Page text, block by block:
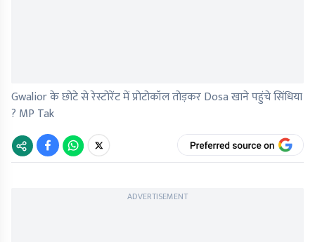
Gwalior के छोटे से रेस्टोरेंट में प्रोटोकॉल तोड़कर Dosa खाने पहुंचे सिंधिया
? MP Tak
ADVERTISEMENT